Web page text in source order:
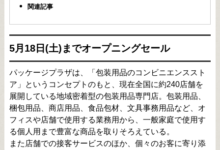
関連記事
5月18日(土)までオープニングセール
パッケージプラザは、「包装用品のコンビニエンススト
ア」というコンセプトのもと、現在全国に約240店舗を
展開している地域密着型の包装用品専門店。包装用品、
梱包用品、商店用品、食品包材、文具事務用品など、オ
フィスや店舗で使用する業務用から、一般家庭で使用す
る個人用まで豊富な商品を取りそろえている。
また店舗での接客サービスのほか、個々のお客に寄り添